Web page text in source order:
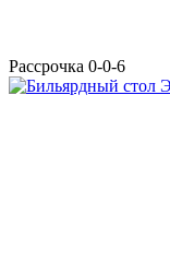
Рассрочка 0-0-6